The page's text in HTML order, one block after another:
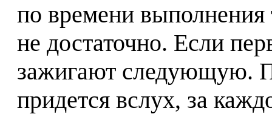
по времени выполнения
не достаточно. Если
зажигают следующую.
придется вслух, за